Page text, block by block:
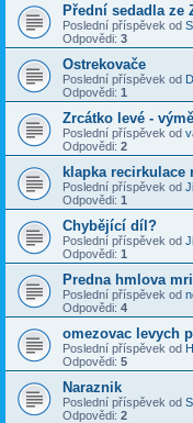
Přední sedadla ze
Poslední příspěvek od
Odpovědi: 3
Ostrekovače
Poslední příspěvek od
Odpovědi: 1
Zrcátko levé -
Poslední příspěvek od
Odpovědi: 2
klapka recirkulace
Poslední příspěvek od
Odpovědi: 1
Chybějící díl?
Poslední příspěvek od
Odpovědi: 1
Predna hmlova
Poslední příspěvek od
Odpovědi: 4
omezovac levych
Poslední příspěvek od
Odpovědi: 5
Naraznik
Poslední příspěvek od
Odpovědi: 2